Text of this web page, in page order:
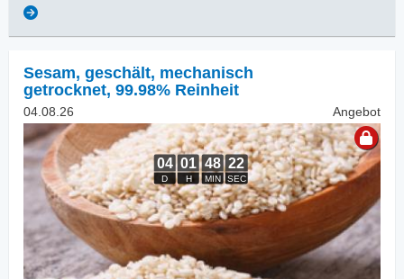
Sesam, geschält, mechanisch
getrocknet, 99.98% Reinheit
04.08.26 Angebot